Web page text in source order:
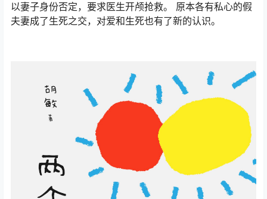
以妻子身份否定，要求医生开颅抢救。 原本各有私心的假
夫妻成了生死之交，对爱和生死也有了新的认识。